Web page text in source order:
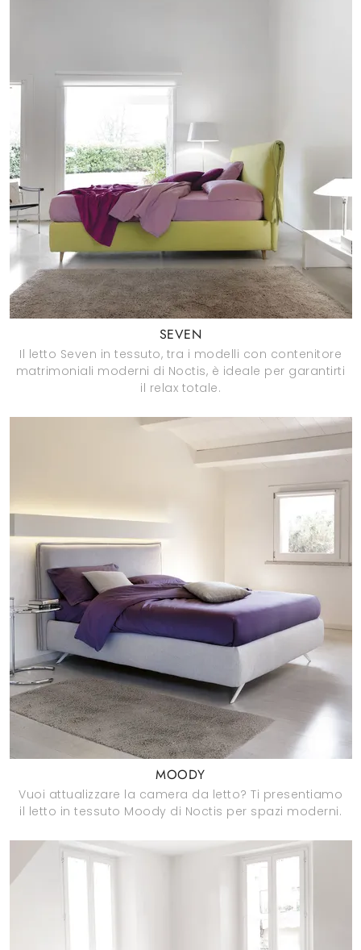
SEVEN
Il letto Seven in tessuto, tra i modelli con contenitore
matrimoniali moderni di Noctis, è ideale per garantirti
il relax totale.
MOODY
Vuoi attualizzare la camera da letto? Ti presentiamo
il letto in tessuto Moody di Noctis per spazi moderni.